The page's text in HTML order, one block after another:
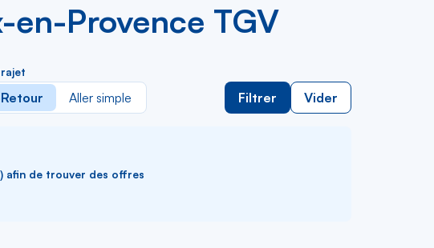
Provence TGV
Aller simple Filtrer Vider
afin de trouver des offres